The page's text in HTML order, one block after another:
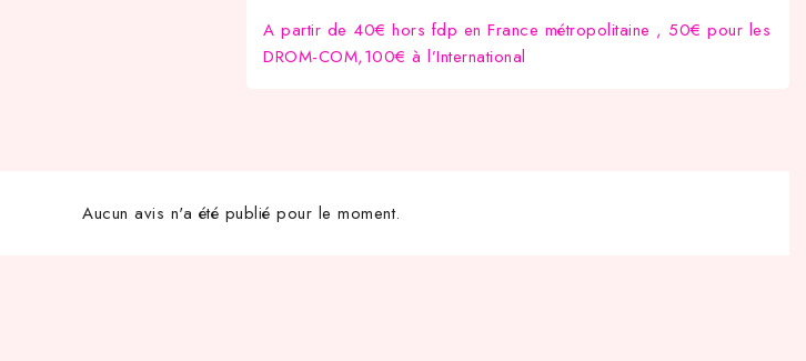
A partir de 40€ hors fdp en France métropolitaine , 50€ pour les
DROM-COM,100€ à l’International
Aucun avis n'a été publié pour le moment.